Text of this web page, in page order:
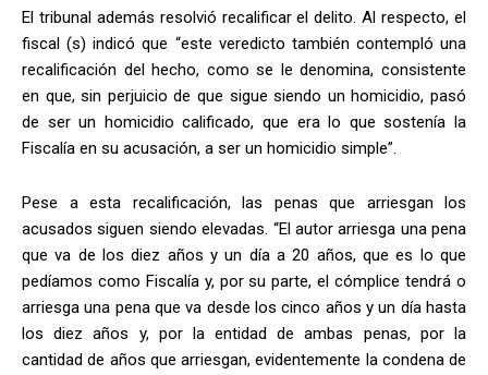
El tribunal además resolvió recalificar el delito. Al respecto, el
fiscal (s) indicó que “este veredicto también contempló una
recalificación del hecho, como se le denomina, consistente
en que, sin perjuicio de que sigue siendo un homicidio, pasó
de ser un homicidio calificado, que era lo que sostenía la
Fiscalía en su acusación, a ser un homicidio simple”.
Pese a esta recalificación, las penas que arriesgan los
acusados siguen siendo elevadas. “El autor arriesga una pena
que va de los diez años y un día a 20 años, que es lo que
pedíamos como Fiscalía y, por su parte, el cómplice tendrá o
arriesga una pena que va desde los cinco años y un día hasta
los diez años y, por la entidad de ambas penas, por la
cantidad de años que arriesgan, evidentemente la condena de